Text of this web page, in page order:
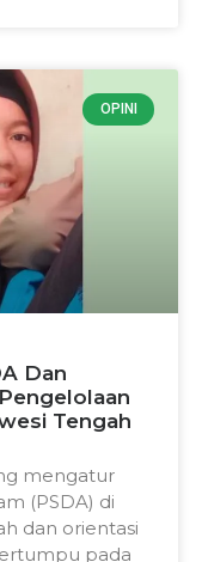
OPINI
Dan
Tengah
mengatur
(PSDA) di
dan orientasi
pada